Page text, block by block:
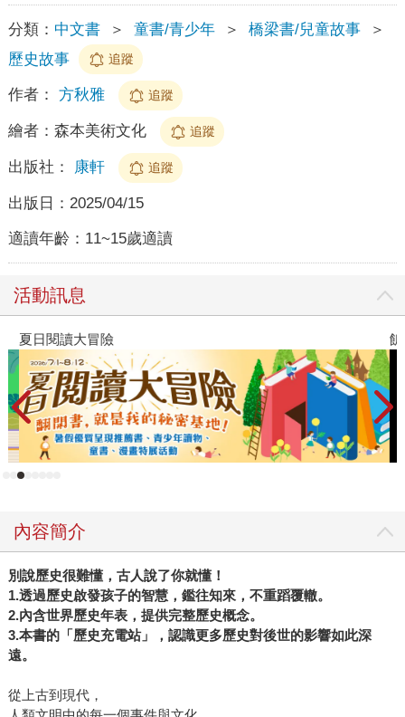
分類： 中文書 ＞ 童書/青少年 ＞ 橋梁書/兒童故事
＞
歷史故事
追蹤
作者： 方秋雅 追蹤
繪者： 森本美術文化 追蹤
出版社： 康軒 追蹤
出版日： 2025/04/15
適讀年齡： 11~15歲適讀
活動訊息
夏日閱讀大冒險
內容簡介
別說歷史很難懂，古人說了你就懂！
1.透過歷史啟發孩子的智慧，鑑往知來，不重蹈覆轍。
2.內含世界歷史年表，提供完整歷史概念。
3.本書的「歷史充電站」，認識更多歷史對後世的影響如此深
遠。
從上古到現代，